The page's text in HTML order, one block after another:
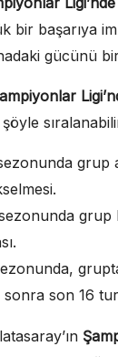
bir başarıya
gücünü
grup
sonra son 16